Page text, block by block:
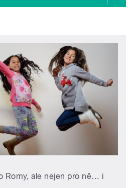
Romy, ale nejen pro ně… i